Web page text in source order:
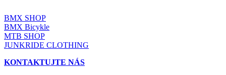
BMX SHOP
BMX Bicykle
MTB SHOP
JUNKRIDE CLOTHING
KONTAKTUJTE NÁS